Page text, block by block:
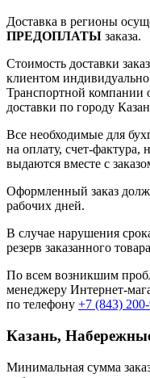
Доставка в регионы
ПРЕДОПЛАТЫ заказа.
Стоимость доставки
клиентом
Транспортной компании
доставки по городу
Все необходимые для
на оплату, счет-
выдаются вместе с
Оформленный заказ
рабочих дней.
В случае нарушения
резерв заказанного
По всем возникшим
менеджеру Интернет-
по телефону +7 (843)
Казань,
Минимальная сумма